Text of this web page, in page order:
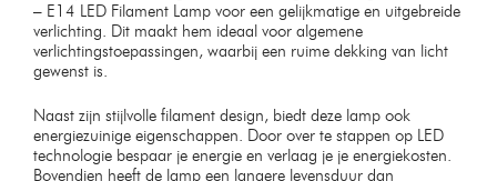
– E14 LED Filament Lamp voor een gelijkmatige en uitgebreide
verlichting. Dit maakt hem ideaal voor algemene
verlichtingstoepassingen, waarbij een ruime dekking van licht
gewenst is.
Naast zijn stijlvolle filament design, biedt deze lamp ook
energiezuinige eigenschappen. Door over te stappen op LED
technologie bespaar je energie en verlaag je je energiekosten.
Bovendien heeft de lamp een langere levensduur dan